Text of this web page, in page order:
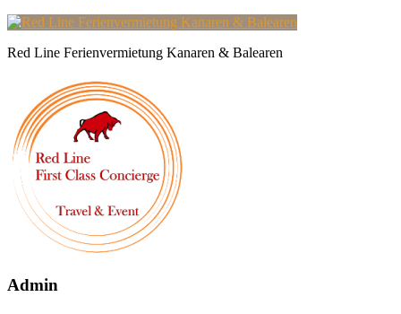
Red Line Ferienvermietung Kanaren & Balearen
Admin